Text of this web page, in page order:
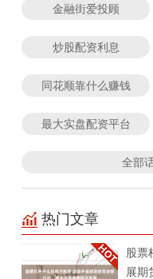
金融街爱投顾
炒股配资利息
同花顺靠什么赚钱
最大实盘配资平台
全部
热门文章
股票
展期